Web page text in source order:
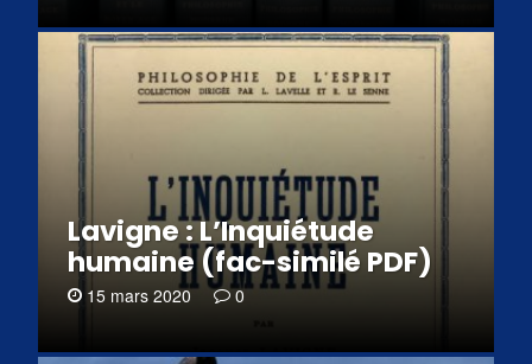
Lavigne : L’Inquiétude
humaine (fac-similé PDF)
15 mars 2020 0